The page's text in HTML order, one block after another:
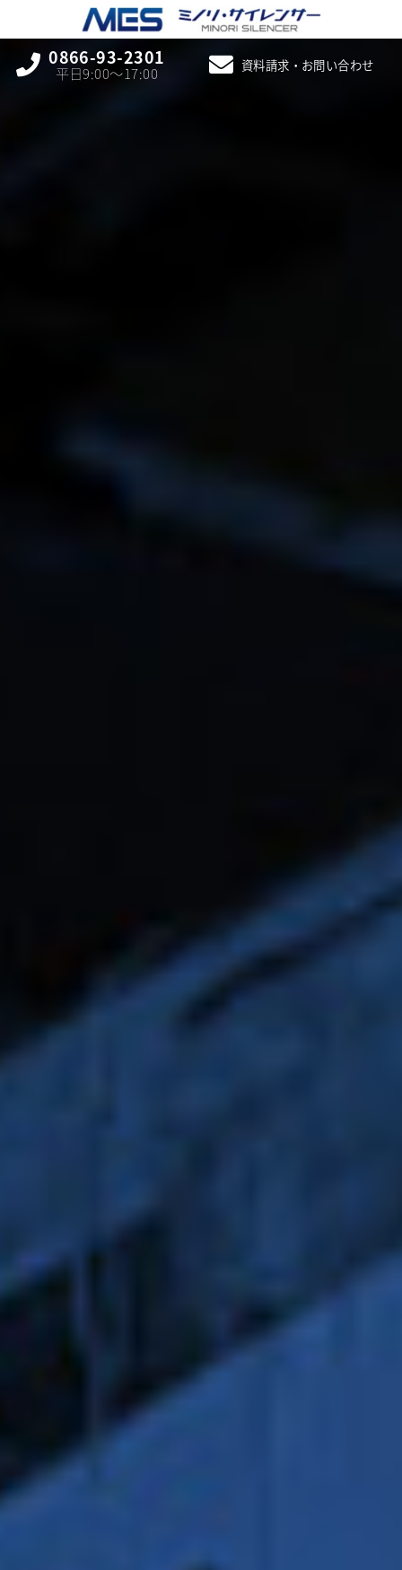
0866-93-2301
平日9:00〜17:00 資料請求・お問い合わせ